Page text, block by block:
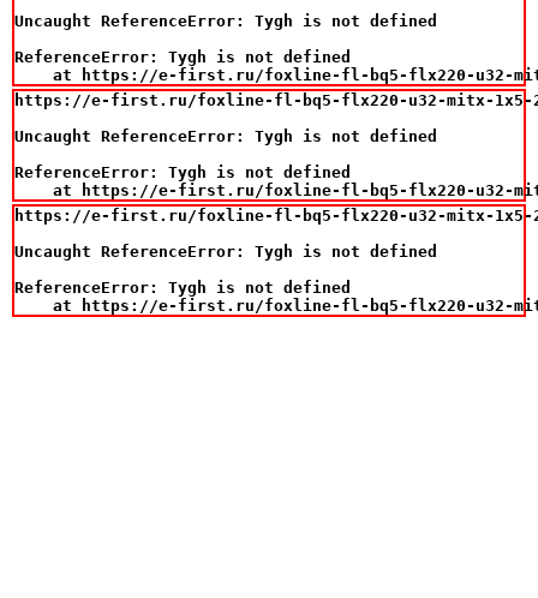
Uncaught ReferenceError: Tygh is not defined
ReferenceError: Tygh is not defined
at https://e-first.ru/foxline-fl-bq5-flx220-u32-
https://e-first.ru/foxline-fl-bq5-flx220-u32-mitx-1x5-
Uncaught ReferenceError: Tygh is not defined
ReferenceError: Tygh is not defined
at https://e-first.ru/foxline-fl-bq5-flx220-u32-
https://e-first.ru/foxline-fl-bq5-flx220-u32-mitx-1x5-
Uncaught ReferenceError: Tygh is not defined
ReferenceError: Tygh is not defined
at https://e-first.ru/foxline-fl-bq5-flx220-u32-